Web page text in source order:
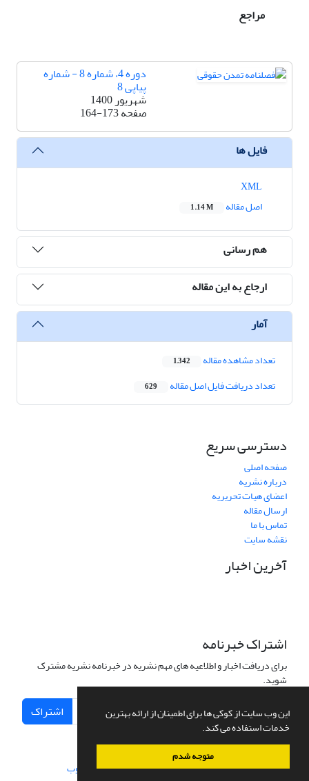
این وب سایت از کوکی ها برای اطمینان از ارائه بهترین
خدمات استفاده می کند.
متوجه شدم
مراجع
دوره 4، شماره 8 - شماره
پیاپی 8
شهریور 1400
صفحه164-173
فایل ها
اصل مقاله
1.14 M
هم رسانی
ارجاع به این مقاله
آمار
تعداد مشاهده مقاله 1,342
تعداد دریافت فایل اصل مقاله 629
دسترسی سریع
صفحه اصلی
درباره نشریه
اعضای هیات تحریریه
ارسال مقاله
تماس با ما
نقشه سایت
آخرین اخبار
اشتراک خبرنامه
برای دریافت اخبار و اطلاعیه های مهم نشریه در خبرنامه نشریه مشترک
شوید.
اشتراک
سامانه مدیریت نشریات علمی.طراحی و پیاده سازی از سیناوب